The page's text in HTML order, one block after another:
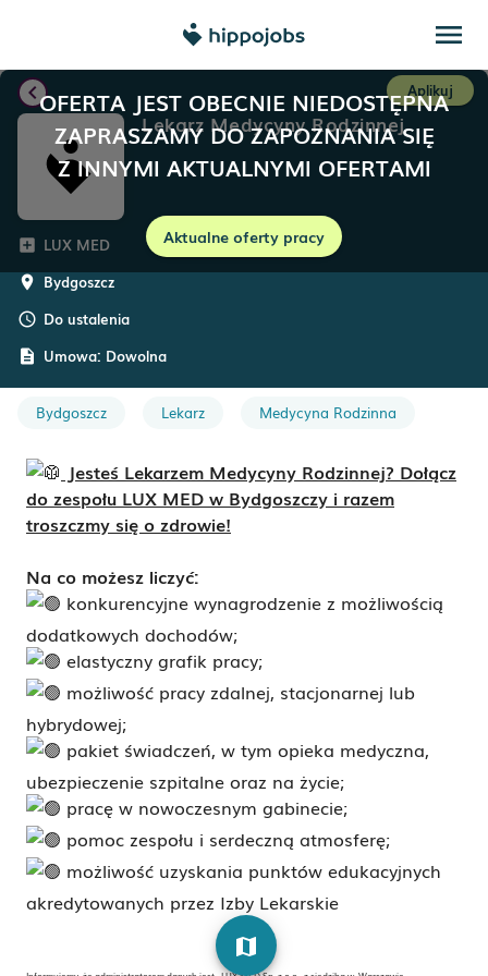
menu
OFERTA JEST OBECNIE NIEDOSTĘPNA
ZAPRASZAMY DO ZAPOZNANIA SIĘ
Z INNYMI AKTUALNYMI OFERTAMI
Aktualne oferty pracy
chevron_left Aplikuj
Lekarz Medycyny Rodzinnej
add_box LUX MED
room Bydgoszcz
schedule Do ustalenia
description Umowa: Dowolna
Bydgoszcz Lekarz Medycyna Rodzinna
Jesteś Lekarzem Medycyny Rodzinnej? Dołącz
do zespołu LUX MED w Bydgoszczy i razem
troszczmy się o zdrowie!
Na co możesz liczyć:
konkurencyjne wynagrodzenie z możliwością
dodatkowych dochodów;
elastyczny grafik pracy;
możliwość pracy zdalnej, stacjonarnej lub
hybrydowej;
pakiet świadczeń, w tym opieka medyczna,
ubezpieczenie szpitalne oraz na życie;
pracę w nowoczesnym gabinecie;
pomoc zespołu i serdeczną atmosferę;
możliwość uzyskania punktów edukacyjnych
akredytowanych przez Izby Lekarskie
map